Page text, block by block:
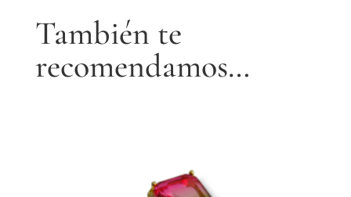
También te
recomendamos…